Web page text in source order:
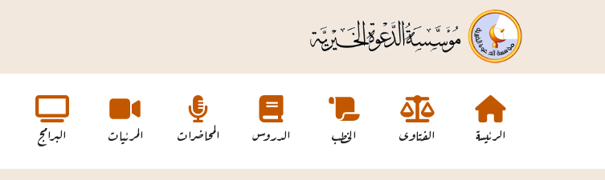
الرئيسي
Main
navigation
الرئيسة الفتاوى الخطب الدروس المحاضرات المرئيات البرامج